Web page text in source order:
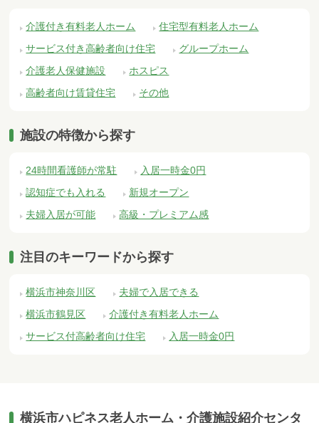
介護付き有料老人ホーム
住宅型有料老人ホーム
サービス付き高齢者向け住宅
グループホーム
介護老人保健施設
ホスピス
高齢者向け賃貸住宅
その他
施設の特徴から探す
24時間看護師が常駐
入居一時金0円
認知症でも入れる
新規オープン
夫婦入居が可能
高級・プレミアム感
注目のキーワードから探す
横浜市神奈川区
夫婦で入居できる
横浜市鶴見区
介護付き有料老人ホーム
サービス付高齢者向け住宅
入居一時金0円
横浜市ハピネス老人ホーム・介護施設紹介センタ